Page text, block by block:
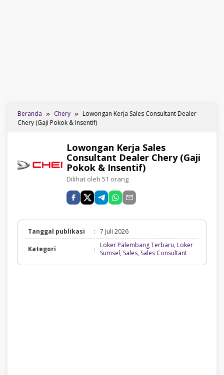
Beranda Chery
Lowongan Kerja Sales Consultant Dealer
Chery (Gaji Pokok & Insentif)
Lowongan Kerja Sales
Consultant Dealer Chery (Gaji
Pokok & Insentif)
Dilihat oleh 51 orang
Tanggal publikasi : 7 Juli 2026
Kategori : Loker Palembang Terbaru, Loker
Sumsel, Sales, Sales ConsultantLoker
Palembang